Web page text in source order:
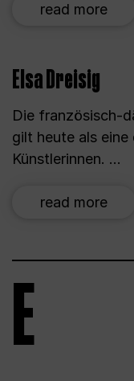
read more
Elsa Dreisig
Die französisch-
gilt heute als
Künstlerinnen. ...
read more
E